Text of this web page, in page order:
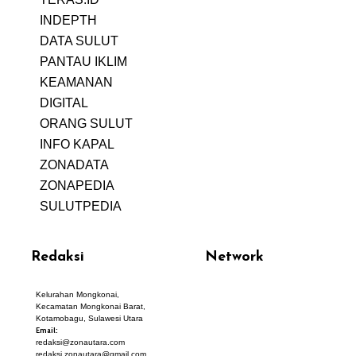
INDEPTH
DATA SULUT
PANTAU IKLIM
KEAMANAN
DIGITAL
ORANG SULUT
INFO KAPAL
ZONADATA
ZONAPEDIA
SULUTPEDIA
Redaksi
Kelurahan Mongkonai,
Kecamatan Mongkonai Barat,
Kotamobagu, Sulawesi Utara
Email:
redaksi@zonautara.com
Network